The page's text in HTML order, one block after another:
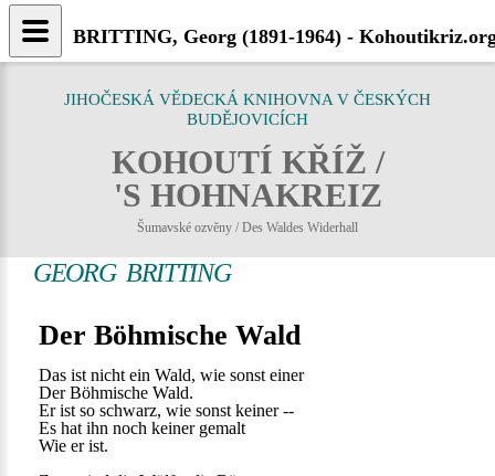
JIHOČESKÁ VĚDECKÁ KNIHOVNA V ČESKÝCH
BUDĚJOVICÍCH
KOHOUTÍ KŘÍŽ /
'S HOHNAKREIZ
Šumavské ozvěny / Des Waldes Widerhall
GEORG BRITTING
Der Böhmische Wald
Das ist nicht ein Wald, wie sonst einer
Der Böhmische Wald.
Er ist so schwarz, wie sonst keiner --
Es hat ihn noch keiner gemalt
Wie er ist.
BRITTING, Georg (1891-1964) -